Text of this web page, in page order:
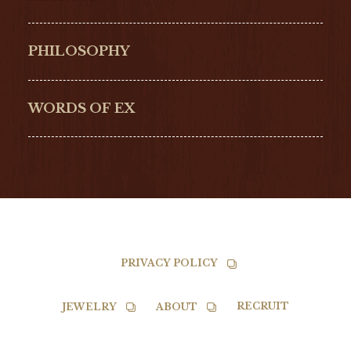
NORQAIN
PHILOSOPHY
WORDS OF EX
PRIVACY POLICY
JEWELRY ABOUT RECRUIT